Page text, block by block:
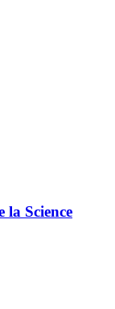
la Science